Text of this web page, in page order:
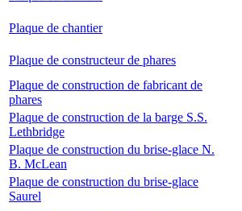
Plaque de chantier
Plaque de constructeur de phares
Plaque de construction de fabricant de
phares
Plaque de construction de la barge S.S.
Lethbridge
Plaque de construction du brise-glace N.
B. McLean
Plaque de construction du brise-glace
Saurel